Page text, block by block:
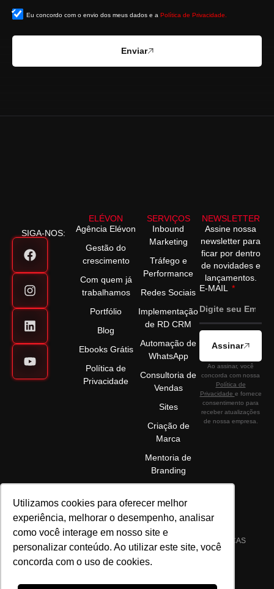
Utilizamos cookies para oferecer melhor
experiência, melhorar o desempenho, analisar
como você interage em nosso site e
personalizar conteúdo. Ao utilizar este site, você
concorda com o uso de cookies.
Eu concordo com o envio dos meus dados e a Política de Privacidade.
Enviar
SIGA-NOS:
ELÉVON
Agência Elévon
Gestão do
crescimento
Com quem já
trabalhamos
Portfólio
Blog
Ebooks Grátis
Política de
Privacidade
SERVIÇOS
Inbound
Marketing
Tráfego e
Performance
Redes Sociais
Implementação
de RD CRM
Automação de
WhatsApp
Consultoria de
Vendas
Sites
Criação de
Marca
Mentoria de
Branding
NEWSLETTER
Assine nossa
newsletter para
ficar por dentro
de novidades e
lançamentos.
E-MAIL
Assinar
Ao assinar, você
concorda com nossa
Política de
Privacidade e fornece
consentimento para
receber atualizações
de nossa empresa.
©2025 ELÉVON - MARKETING DIGITAL E GESTÃO DE MARCAS